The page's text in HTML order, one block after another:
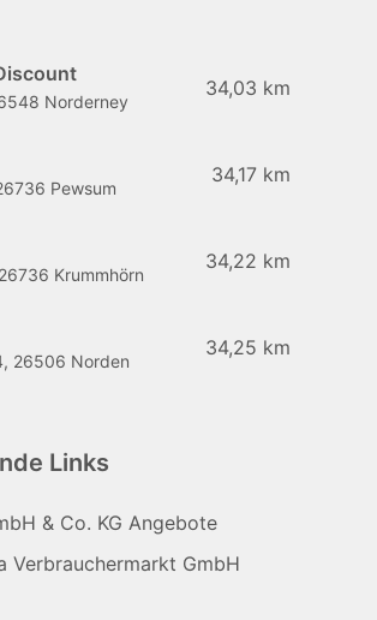
Norderney
34,03 km
Pewsum
34,17 km
Krummhörn
34,22 km
26506 Norden
34,25 km
Links
& Co. KG Angebote
Verbrauchermarkt GmbH